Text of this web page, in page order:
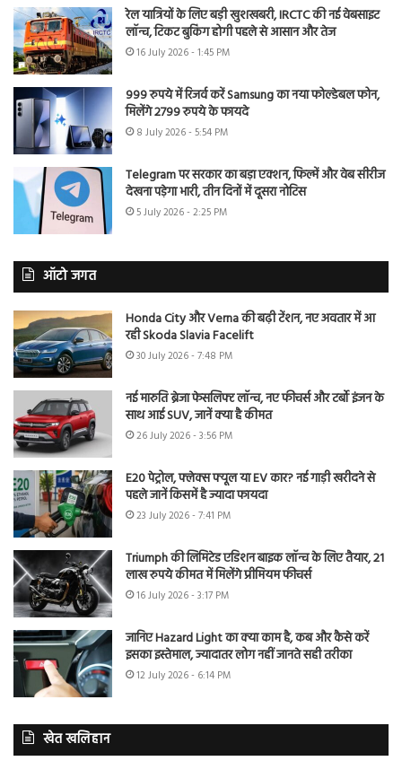
रेल यात्रियों के लिए बड़ी खुशखबरी, IRCTC की नई वेबसाइट
लॉन्च, टिकट बुकिंग होगी पहले से आसान और तेज
16 July 2026 - 1:45 PM
999 रुपये में रिजर्व करें Samsung का नया फोल्डेबल फोन,
मिलेंगे 2799 रुपये के फायदे
8 July 2026 - 5:54 PM
Telegram पर सरकार का बड़ा एक्शन, फिल्में और वेब सीरीज
देखना पड़ेगा भारी, तीन दिनों में दूसरा नोटिस
5 July 2026 - 2:25 PM
ऑटो जगत
Honda City और Verna की बढ़ी टेंशन, नए अवतार में आ
रही Skoda Slavia Facelift
30 July 2026 - 7:48 PM
नई मारुति ब्रेजा फेसलिफ्ट लॉन्च, नए फीचर्स और टर्बो इंजन के
साथ आई SUV, जानें क्या है कीमत
26 July 2026 - 3:56 PM
E20 पेट्रोल, फ्लेक्स फ्यूल या EV कार? नई गाड़ी खरीदने से
पहले जानें किसमें है ज्यादा फायदा
23 July 2026 - 7:41 PM
Triumph की लिमिटेड एडिशन बाइक लॉन्च के लिए तैयार, 21
लाख रुपये कीमत में मिलेंगे प्रीमियम फीचर्स
16 July 2026 - 3:17 PM
जानिए Hazard Light का क्या काम है, कब और कैसे करें
इसका इस्तेमाल, ज्यादातर लोग नहीं जानते सही तरीका
12 July 2026 - 6:14 PM
खेत खलिहान